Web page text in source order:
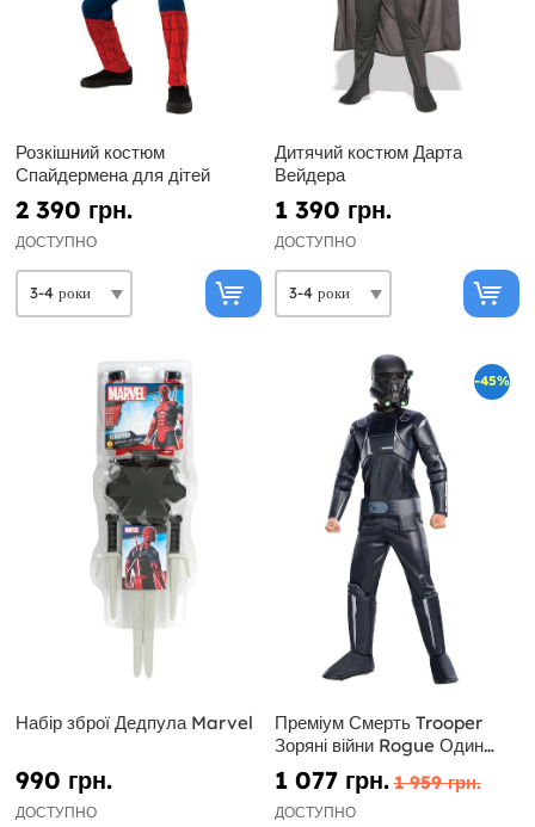
Розкішний костюм
Спайдермена для дітей
2 390 грн.
ДОСТУПНО
Дитячий костюм Дарта
Вейдера
1 390 грн.
ДОСТУПНО
Набір зброї Дедпула Marvel
990 грн.
ДОСТУПНО
-45%
Преміум Смерть Trooper
Зоряні війни Rogue Один
дитина костюм
1 077 грн. 1 959 грн.
ДОСТУПНО